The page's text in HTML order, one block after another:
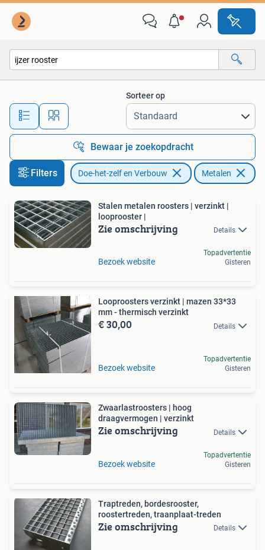
Alle afstanden…
Sorteer op
Bewaar je zoekopdracht
Filters Doe-het-zelf en Verbouw Metalen
Stalen metalen roosters | verzinkt |
looprooster |
Zie omschrijving Details
Bezoek website
Topadvertentie
Gisteren
Looproosters verzinkt | mazen 33*33
mm - thermisch verzinkt
€ 30,00 Details
Bezoek website
Topadvertentie
Gisteren
Zwaarlastroosters | hoog
draagvermogen | verzinkt
Zie omschrijving Details
Bezoek website
Topadvertentie
Gisteren
Traptreden, bordesrooster,
roostertreden, traanplaat-treden
Zie omschrijving Details